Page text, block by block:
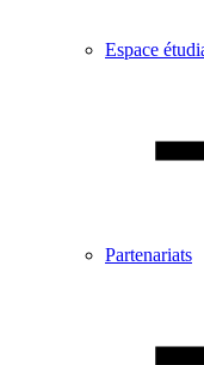
Espace
Partenariats